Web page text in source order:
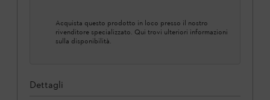
Acquista questo prodotto in loco presso il nostro
rivenditore specializzato. Qui trovi ulteriori informazioni
sulla disponibilità.
Dettagli